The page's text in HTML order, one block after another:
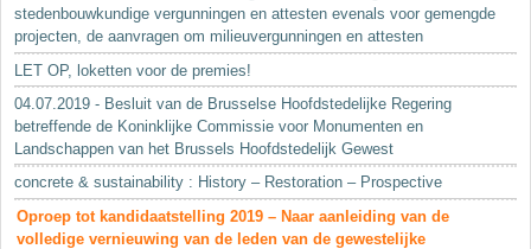
stedenbouwkundige vergunningen en attesten evenals voor gemengde
projecten, de aanvragen om milieuvergunningen en attesten
LET OP, loketten voor de premies!
04.07.2019 - Besluit van de Brusselse Hoofdstedelijke Regering
betreffende de Koninklijke Commissie voor Monumenten en
Landschappen van het Brussels Hoofdstedelijk Gewest
concrete & sustainability : History – Restoration – Prospective
Oproep tot kandidaatstelling 2019 – Naar aanleiding van de
volledige vernieuwing van de leden van de gewestelijke